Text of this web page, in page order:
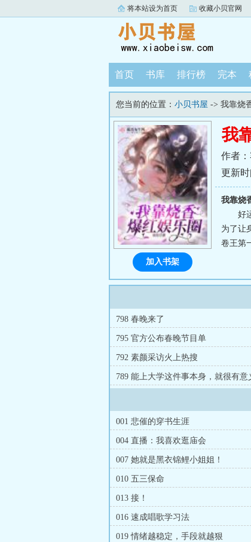
将本站设为首页 收藏小贝官网
首页 书库 排行榜 完本
您当前的位置： 小贝书屋 -> 我靠烧
我
作者
更新时
我靠烧
好
为了让
卷王第
加入书架
798 春晚来了
795 官方公布春晚节目单
792 素颜采访火上热搜
789 能上大学这件事本身，就很有意
001 悲催的穿书生涯
004 直播：我喜欢逛庙会
007 她就是黑衣锦鲤小姐姐！
010 五三保命
013 接！
016 速成唱歌学习法
019 情绪越稳定，手段就越狠